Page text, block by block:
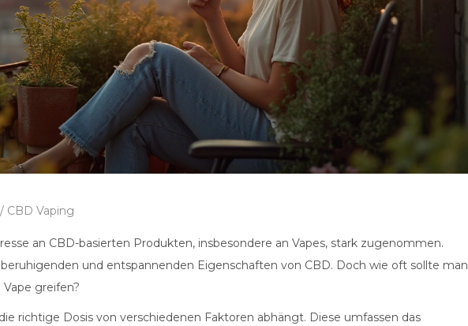
CBD Vaping
an CBD-basierten Produkten, insbesondere an Vapes, stark zugenommen.
und entspannenden Eigenschaften von CBD. Doch wie oft sollte man
greifen?
richtige Dosis von verschiedenen Faktoren abhängt. Diese umfassen das